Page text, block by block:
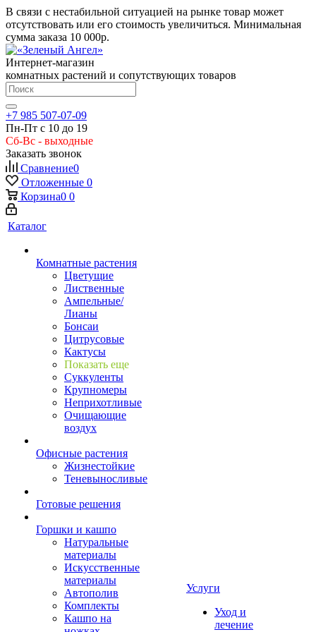
В связи с нестабильной ситуацией на рынке товар может
отсутствовать или его стоимость увеличиться. Минимальная
сумма заказа 10 000р.
Интернет-магазин
комнатных растений и сопутствующих товаров
+7 985 507-07-09
Пн-Пт с 10 до 19
Сб-Вс - выходные
Заказать звонок
Сравнение0
Отложенные 0
Корзина0 0
Каталог
Комнатные растения
Цветущие
Лиственные
Ампельные/
Лианы
Бонсаи
Цитрусовые
Кактусы
Показать еще
Суккуленты
Крупномеры
Неприхотливые
Очищающие
воздух
Офисные растения
Жизнестойкие
Теневыносливые
Готовые решения
Горшки и кашпо
Натуральные
материалы
Искусственные
материалы
Автополив
Комплекты
Кашпо на
Услуги
Уход и
лечение